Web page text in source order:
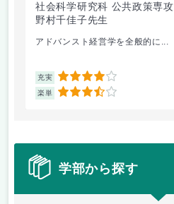
社会科学研究科 公共政策専攻
野村千佳子先生
アドバンスト経営学を全般的に...
充実 4
楽単 3.5
学部から探す